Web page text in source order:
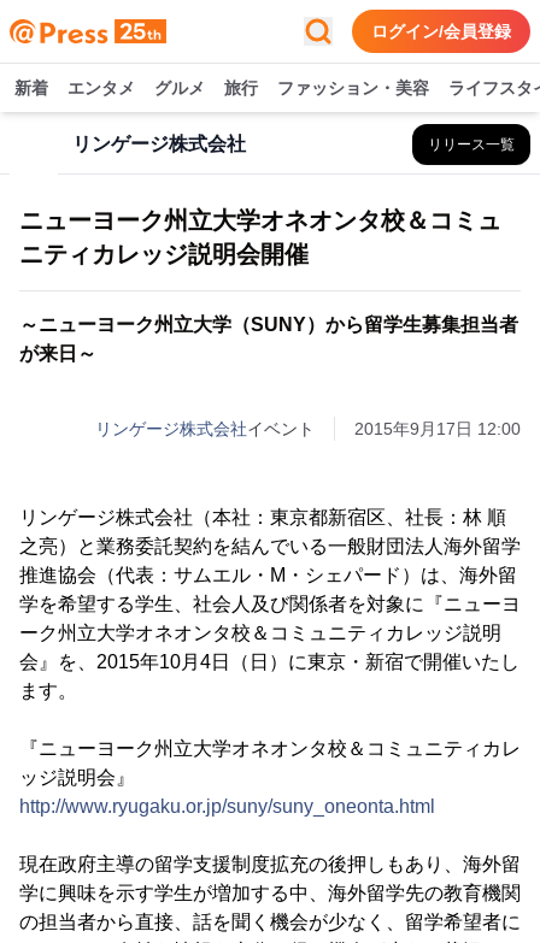
ログイン/会員登録
新着 エンタメ グルメ 旅行 ファッション・美容 ライフスタ
リンゲージ株式会社 リリース一覧
ニューヨーク州立大学オネオンタ校＆コミュ
ニティカレッジ説明会開催
～ニューヨーク州立大学（SUNY）から留学生募集担当者
が来日～
リンゲージ株式会社イベント 2015年9月17日 12:00
リンゲージ株式会社（本社：東京都新宿区、社長：林 順
之亮）と業務委託契約を結んでいる一般財団法人海外留学
推進協会（代表：サムエル・M・シェパード）は、海外留
学を希望する学生、社会人及び関係者を対象に『ニューヨ
ーク州立大学オネオンタ校＆コミュニティカレッジ説明
会』を、2015年10月4日（日）に東京・新宿で開催いたし
ます。
『ニューヨーク州立大学オネオンタ校＆コミュニティカレ
ッジ説明会』
http://www.ryugaku.or.jp/suny/suny_oneonta.html
現在政府主導の留学支援制度拡充の後押しもあり、海外留
学に興味を示す学生が増加する中、海外留学先の教育機関
の担当者から直接、話を聞く機会が少なく、留学希望者に